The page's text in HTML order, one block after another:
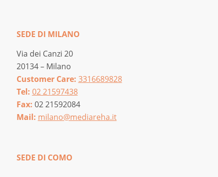
SEDE DI MILANO
Via dei Canzi 20
20134 – Milano
Customer Care: 3316689828
Tel: 02 21597438
Fax: 02 21592084
Mail: milano@mediareha.it
SEDE DI COMO